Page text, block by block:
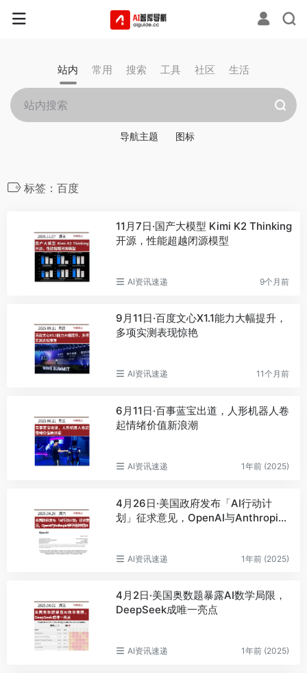
站内 常用 搜索 工具 社区 生活
导航主题 图标
标签：百度
11月7日·国产大模型 Kimi K2 Thinking
开源，性能超越闭源模型
AI资讯速递 9个月前
9月11日·百度文心X1.1能力大幅提升，
多项实测表现惊艳
AI资讯速递 11个月前
6月11日·百事蓝宝出道，人形机器人卷
起情绪价值新浪潮
AI资讯速递 1年前 (2025)
4月26日·美国政府发布「AI行动计
划」征求意见，OpenAI与Anthropic
AI资讯速递 1年前 (2025)
4月2日·美国奥数题暴露AI数学局限，
DeepSeek成唯一亮点
AI资讯速递 1年前 (2025)